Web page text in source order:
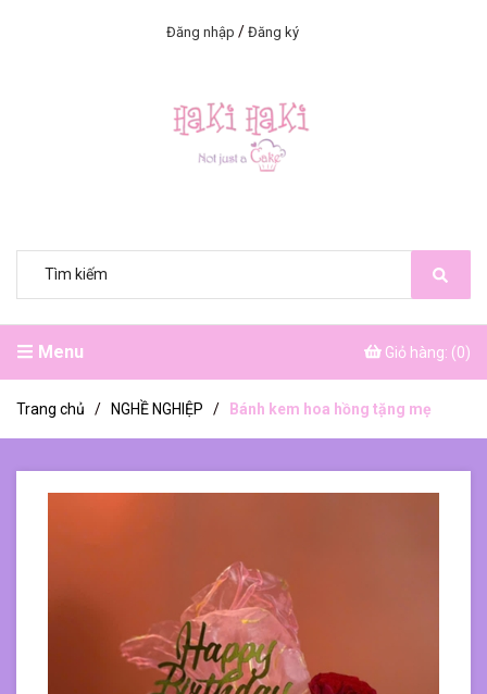
Đăng nhập / Đăng ký
Menu Giỏ hàng: (0)
Trang chủ / NGHỀ NGHIỆP / Bánh kem hoa hồng tặng mẹ